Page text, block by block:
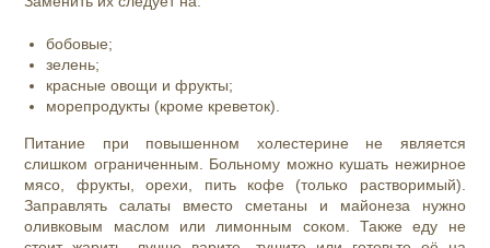
бобовые;
зелень;
красные овощи и фрукты;
морепродукты (кроме креветок).
Питание при повышенном холестерине не является
слишком ограниченным. Больному можно кушать нежирное
мясо, фрукты, орехи, пить кофе (только растворимый).
Заправлять салаты вместо сметаны и майонеза нужно
оливковым маслом или лимонным соком. Также еду не